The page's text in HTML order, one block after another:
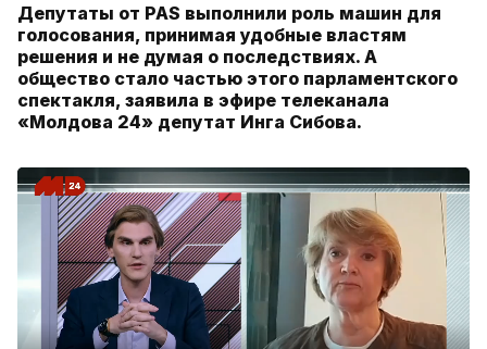
Депутаты от PAS выполнили роль машин для
голосования, принимая удобные властям
решения и не думая о последствиях. А
общество стало частью этого парламентского
спектакля, заявила в эфире телеканала
«Молдова 24» депутат Инга Сибова.